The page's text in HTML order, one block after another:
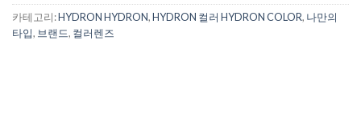
카테고리:HYDRON HYDRON,HYDRON 컬러 HYDRON COLOR, 나만의
타입, 브랜드, 컬러렌즈